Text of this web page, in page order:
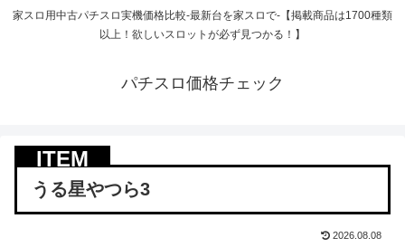
家スロ用中古パチスロ実機価格比較-最新台を家スロで-【掲載商品は1700種類
以上！欲しいスロットが必ず見つかる！】
パチスロ価格チェック
うる星やつら3
2026.08.08